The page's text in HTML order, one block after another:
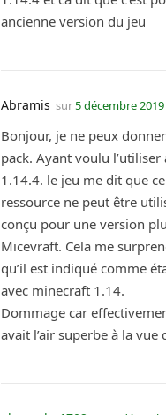
ancienne version du jeu
Abramis sur5 décembre
Bonjour, je ne peux donner
pack. Ayant voulu
1.14.4. le jeu me dit que
ressource ne peut être
conçu pour une version
Micevraft. Cela me
qu’il est indiqué comme
avec minecraft 1.14.
Dommage car
avait l’air superbe à la vue